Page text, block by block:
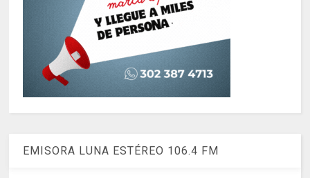
EMISORA LUNA ESTÉREO 106.4 FM